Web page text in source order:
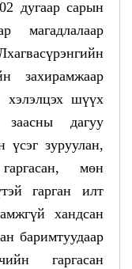
дугаар сарын
магадлалаар
захирамжаар
хэлэлцэх шүүх
дагуу
үсэг зуруулан,
мөн
гарган илт
хандсан
баримтуудаар
гаргасан